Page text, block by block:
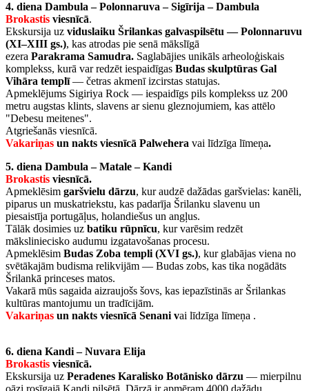
4. diena Dambula – Polonnaruva – Sigīrija – Dambula
Brokastis viesnīcā.
Ekskursija uz viduslaiku Šrilankas galvaspilsētu — Polonnaruvu
(XI–XIII gs.), kas atrodas pie senā mākslīgā
ezera Parakrama Samudra. Saglabājies unikāls arheoloģiskais
komplekss, kurā var redzēt iespaidīgas Budas skulptūras Gal
Vihāra templī— četras akmenī izcirstas statujas.
Apmeklējums Sigiriya Rock — iespaidīgs pils komplekss uz 200
metru augstas klints, slavens ar sienu gleznojumiem, kas attēlo
"Debesu meitenes".
Atgriešanās viesnīcā.
Vakariņas un nakts viesnīcā Palwehera vai līdzīga līmeņa.
5. diena Dambula – Matale – Kandi
Brokastis viesnīcā.
Apmeklēsim garšvielu dārzu, kur audzē dažādas garšvielas: kanēli,
piparus un muskatriekstu, kas padarīja Šrilanku slavenu un
piesaistīja portugāļus, holandiešus un angļus.
Tālāk dosimies uz batiku rūpnīcu, kur varēsim redzēt
māksliniecisko audumu izgatavošanas procesu.
Apmeklēsim Budas Zoba templi (XVI gs.), kur glabājas viena no
svētākajām budisma relikvijām — Budas zobs, kas tika nogādāts
Šrilankā princeses matos.
Vakarā mūs sagaida aizraujošs šovs, kas iepazīstinās ar Šrilankas
kultūras mantojumu un tradīcijām.
Vakariņas un nakts viesnīcā Senani vai līdzīga līmeņa .
6. diena Kandi – Nuvara Elija
Brokastis viesnīcā.
Ekskursija uz Peradenes Karalisko Botānisko dārzu — mierpilnu